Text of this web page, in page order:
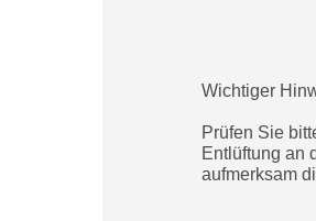
Wichtiger
Prüfen Sie
Entlüftung an
aufmerksam